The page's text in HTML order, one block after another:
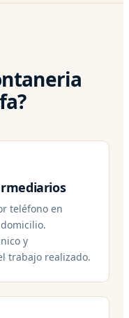
teléfono en
y
trabajo realizado.